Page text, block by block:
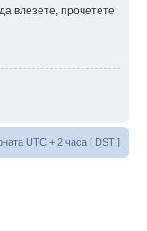
влезете, прочетете
UTC + 2 часа [ DST ]